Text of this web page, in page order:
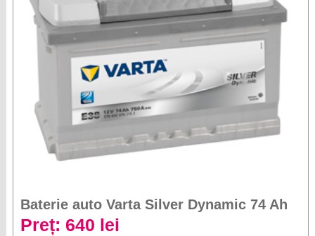
Baterie auto Varta Silver Dynamic 74 Ah
Preț: 640 lei